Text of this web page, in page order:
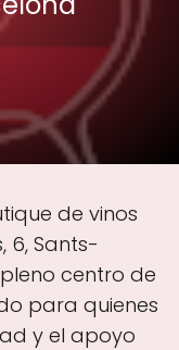
de vinos
6, Sants-
centro de
para quienes
y el apoyo